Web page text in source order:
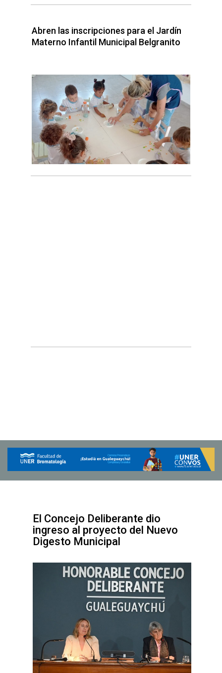
Abren las inscripciones para el Jardín
Materno Infantil Municipal Belgranito
El Concejo Deliberante dio
ingreso al proyecto del Nuevo
Digesto Municipal